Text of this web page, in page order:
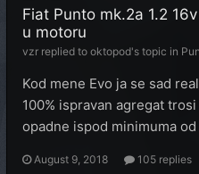
Fiat Punto mk.2a 1.2
u motoru
vzr replied to oktopod's topic in
Kod mene Evo ja se sad
100% ispravan agregat
opadne ispod minimuma
August 9, 2018 105 replies